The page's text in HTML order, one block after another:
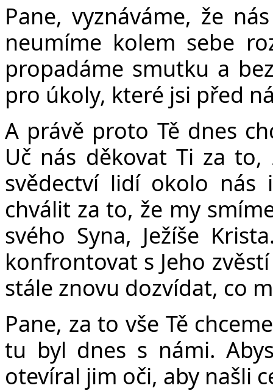
Pane, vyznáváme, že
neumíme kolem sebe
propadáme smutku a
pro úkoly, které jsi před
A právě proto Tě dnes
Uč nás děkovat Ti za
svědectví lidí okolo nás
chválit za to, že my
svého Syna, Ježíše
konfrontovat s Jeho
stále znovu dozvídat, co
Pane, za to vše Tě
tu byl dnes s námi.
otevíral jim oči, aby našli